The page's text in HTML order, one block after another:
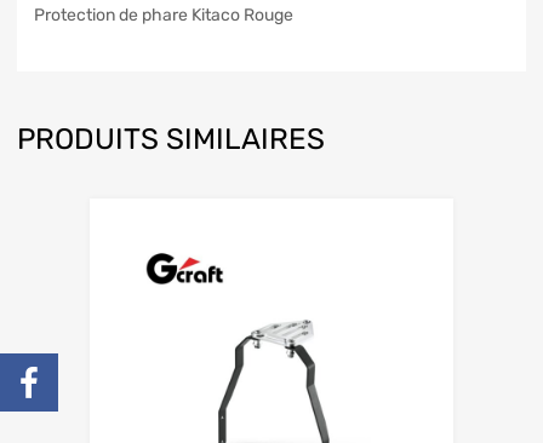
Protection de phare Kitaco Rouge
PRODUITS SIMILAIRES